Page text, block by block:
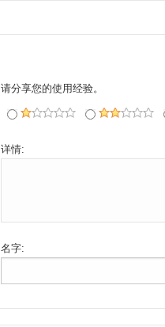
请分享您的使用经验。
详情:
名字: